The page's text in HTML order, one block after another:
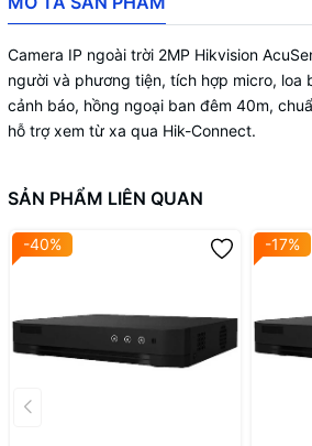
Camera IP ngoài trời 2MP Hikvision
người và phương tiện, tích hợp micro, loa
cảnh báo, hồng ngoại ban đêm 40m,
hỗ trợ xem từ xa qua Hik-Connect.
SẢN PHẨM LIÊN QUAN
-40% -17%